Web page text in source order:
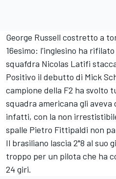
George Russell costretto a
16esimo: l'inglesino ha
squafdra Nicolas Latifi
Positivo il debutto di Mick
campione della F2 ha svolto
squadra americana gli
infatti, con la non
spalle Pietro Fittipaldi non
Il brasiliano lascia 2"8 al suo
troppo per un pilota che ha
24 giri.